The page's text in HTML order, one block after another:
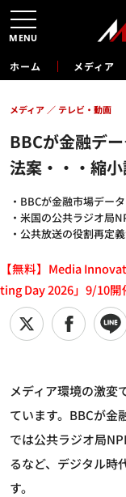
ホーム メディア
BBCが金融デ
法案・・・縮
・BBCが金融市場デー
・米国の公共ラジオ局
・公共放送の役割再定
メディア テレビ・動画
【無料】Media
ting Day 2026」9/10開
メディア環境の激変
ています。BBCが金
では公共ラジオ局
るなど、デジタル時
す。
MENU